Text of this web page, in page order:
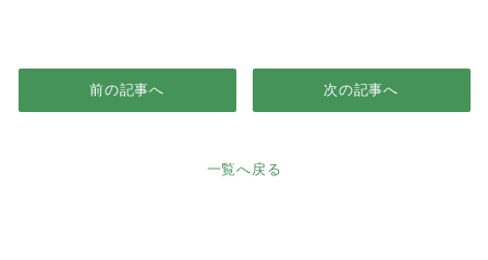
前の記事へ
一覧へ戻る
次の記事へ